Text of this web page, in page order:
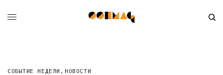
СОБЫТИЕ НЕДЕЛИ , НОВОСТИ